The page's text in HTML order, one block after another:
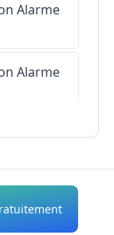
Alarme
Alarme
Alarme